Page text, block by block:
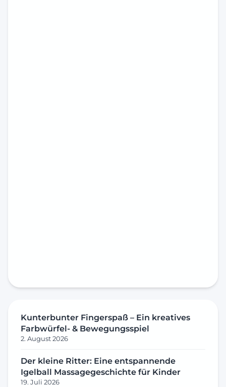
Kunterbunter Fingerspaß – Ein kreatives
Farbwürfel- & Bewegungsspiel
2. August 2026
Der kleine Ritter: Eine entspannende
Igelball Massagegeschichte für Kinder
19. Juli 2026